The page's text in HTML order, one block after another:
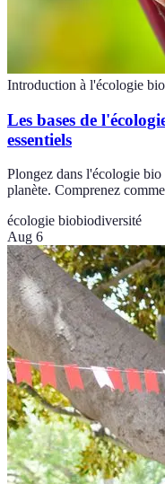
Introduction à l'écologie bio
Les bases de
essentiels
Plongez dans l'écologie
planète. Comprenez
écologie biobiodiversité
Aug 6